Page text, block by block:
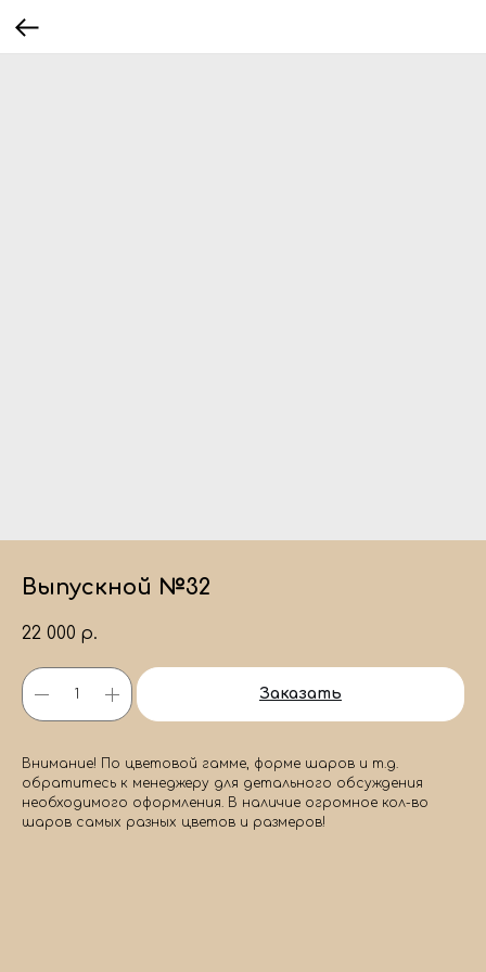
Выпускной №32
22 000 р.
Заказать
Внимание! По цветовой гамме, форме шаров и т.д.
обратитесь к менеджеру для детального обсуждения
необходимого оформления. В наличие огромное кол-во
шаров самых разных цветов и размеров!